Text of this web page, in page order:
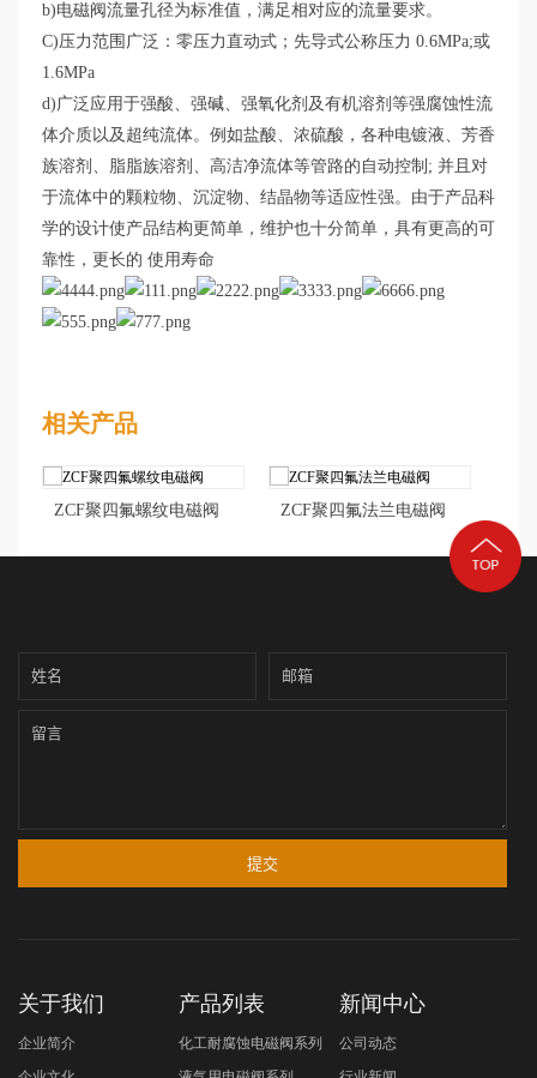
b)电磁阀流量孔径为标准值，满足相对应的流量要求。
C)压力范围广泛：零压力直动式；先导式公称压力 0.6MPa;或
1.6MPa
d)广泛应用于强酸、强碱、强氧化剂及有机溶剂等强腐蚀性流
体介质以及超纯流体。例如盐酸、浓硫酸，各种电镀液、芳香
族溶剂、脂脂族溶剂、高洁净流体等管路的自动控制; 并且对
于流体中的颗粒物、沉淀物、结晶物等适应性强。由于产品科
学的设计使产品结构更简单，维护也十分简单，具有更高的可
靠性，更长的 使用寿命
相关产品
ZCF聚四氟螺纹电磁阀 ZCF聚四氟法兰电磁阀
关于我们
企业简介
产品列表
化工耐腐蚀电磁阀系列
新闻中心
公司动态